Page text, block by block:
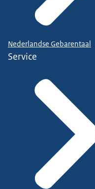
Nederlandse Gebarentaal
Service